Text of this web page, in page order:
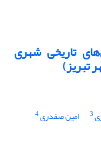
تاریخی شهری
تبریز)
3 امین صفدری4